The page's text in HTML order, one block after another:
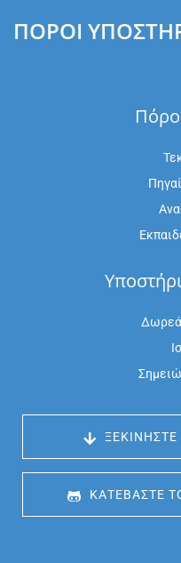
ΠΌΡΟΙ
ΚΑΤΕΒΆΣΤΕ